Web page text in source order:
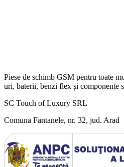
Piese de schimb GSM pentru toate
uri, baterii, benzi flex și componente
SC Touch of Luxury SRL
Comuna Fantanele, nr. 32, jud. Arad